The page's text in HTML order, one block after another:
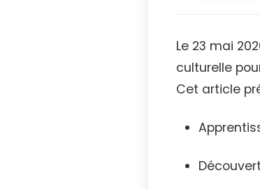
Le 23 mai
culturelle
Cet article